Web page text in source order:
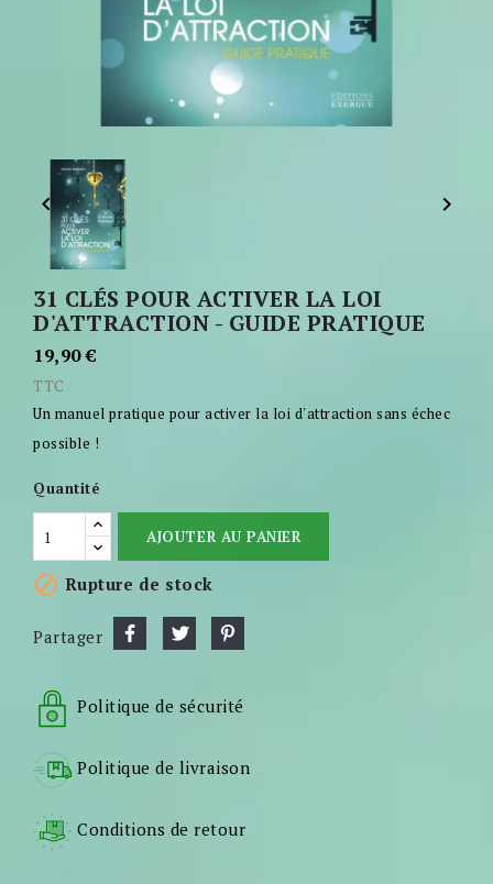
 
31 CLÉS POUR ACTIVER LA LOI
D'ATTRACTION - GUIDE PRATIQUE
19,90 €
TTC
Un manuel pratique pour activer la loi d'attraction sans échec
possible !
Quantité
AJOUTER AU PANIER
 Rupture de stock
Partager
Politique de sécurité
Politique de livraison
Conditions de retour